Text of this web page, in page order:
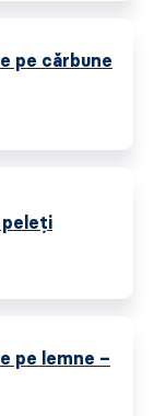
pe cărbune
peleţi
pe lemne –